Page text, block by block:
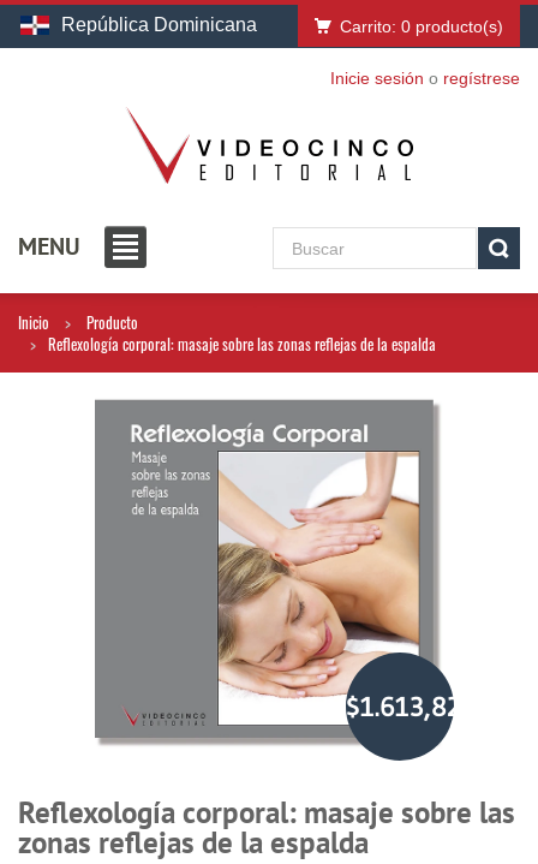
República Dominicana Carrito: 0 producto(s)
Inicie sesión o regístrese
MENU
Inicio
Producto
Reflexología corporal: masaje sobre las zonas reflejas de la espalda
$1.613,82
Reflexología corporal: masaje sobre las
zonas reflejas de la espalda